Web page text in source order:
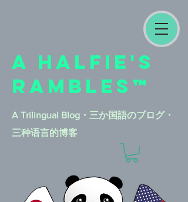
A HALFIE'S
RAMBLES™
A Trilingual Blog​・三か国語のブログ・
三种语言的博客